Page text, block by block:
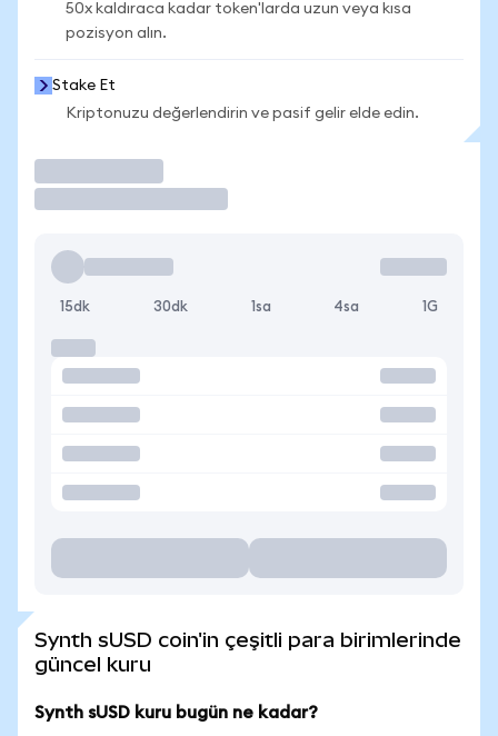
50x kaldıraca kadar token'larda uzun veya kısa
pozisyon alın.
Stake Et
Kriptonuzu değerlendirin ve pasif gelir elde edin.
15dk 30dk 1sa 4sa 1G
Synth sUSD coin'in çeşitli para birimlerinde
güncel kuru
Synth sUSD kuru bugün ne kadar?